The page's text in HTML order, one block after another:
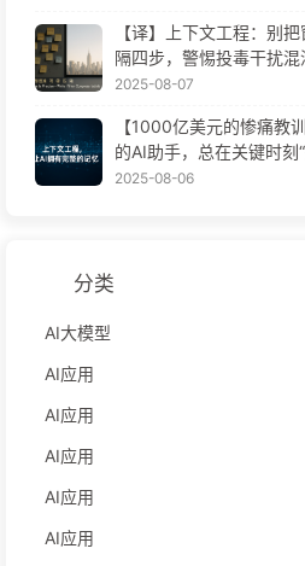
【译】上下文工程：别
隔四步，警惕投毒干扰
慢慢学AI170
2025-08-07
【1000亿美元的惨痛教
的AI助手，总在关键时刻
现90%性能提升？——慢
2025-08-06
分类
AI大模型
AI应用
AI应用
AI应用
AI应用
AI应用